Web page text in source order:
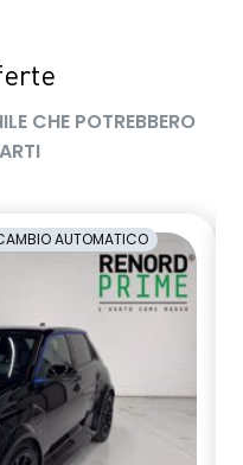
CHE POTREBBERO
AUTOMATICO